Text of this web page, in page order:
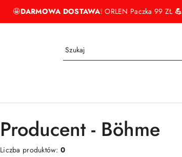
🤩DARMOWA DOSTAWA❕ ORLEN Paczka 99 ZŁ💪
Producent - Böhme
Liczba produktów:0